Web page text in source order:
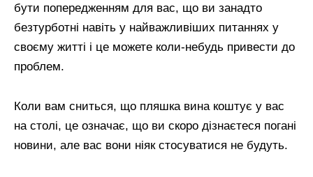
бути попередженням для вас, що ви занадто
безтурботні навіть у найважливіших питаннях у
своєму житті і це можете коли-небудь привести до
проблем.
Коли вам сниться, що пляшка вина коштує у вас
на столі, це означає, що ви скоро дізнаєтеся погані
новини, але вас вони ніяк стосуватися не будуть.